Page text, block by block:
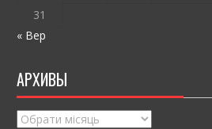
31
« Вер
АРХИВЫ
Архивы